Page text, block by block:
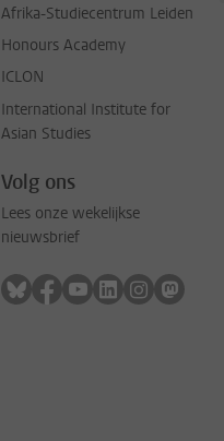
Afrika-Studiecentrum Leiden
Honours Academy
ICLON
International Institute for
Asian Studies
Volg ons
Lees onze wekelijkse
nieuwsbrief
Volg ons op bluesky
Volg ons op facebook
Volg ons op
Volg ons op
Volg ons
Volg